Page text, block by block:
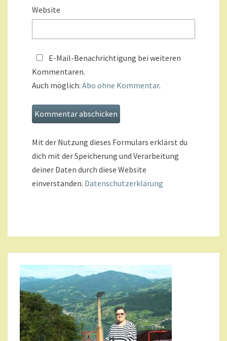
Website
E-Mail-Benachrichtigung bei weiteren
Kommentaren.
Auch möglich: Abo ohne Kommentar.
Mit der Nutzung dieses Formulars erklärst du
dich mit der Speicherung und Verarbeitung
deiner Daten durch diese Website
einverstanden. Datenschutzerklärung